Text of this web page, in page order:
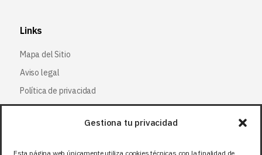
Gestiona tu privacidad
Esta página web únicamente utiliza cookies técnicas con la finalidad de
Links
Mapa del Sitio
Aviso legal
Política de privacidad
Política de cookies
Síguenos